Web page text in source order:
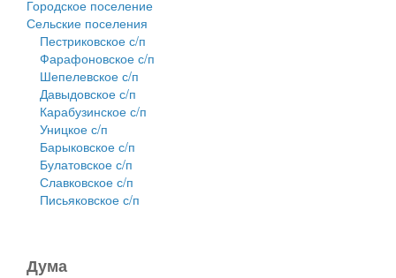
Городское поселение
Сельские поселения
Пестриковское с/п
Фарафоновское с/п
Шепелевское с/п
Давыдовское с/п
Карабузинское с/п
Уницкое с/п
Барыковское с/п
Булатовское с/п
Славковское с/п
Письяковское с/п
Дума